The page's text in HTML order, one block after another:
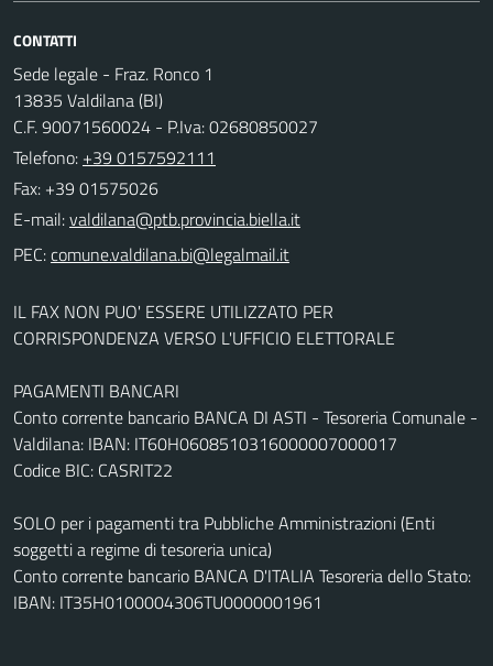
CONTATTI
Sede legale - Fraz. Ronco 1
13835 Valdilana (BI)
C.F. 90071560024 - P.Iva: 02680850027
Telefono: +39 0157592111
Fax: +39 01575026
E-mail:
PEC:
IL FAX NON PUO' ESSERE UTILIZZATO PER
CORRISPONDENZA VERSO L'UFFICIO ELETTORALE
PAGAMENTI BANCARI
Conto corrente bancario BANCA DI ASTI - Tesoreria Comunale -
Valdilana: IBAN: IT60H0608510316000007000017
Codice BIC: CASRIT22
SOLO per i pagamenti tra Pubbliche Amministrazioni (Enti
soggetti a regime di tesoreria unica)
Conto corrente bancario BANCA D'ITALIA Tesoreria dello Stato:
IBAN: IT35H0100004306TU0000001961